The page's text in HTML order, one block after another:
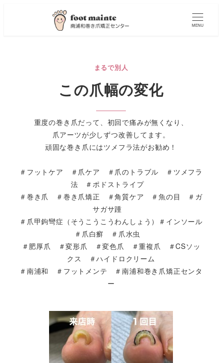
MENU
まるで別人
この爪幅の変化
重度の巻き爪だって、初回で痛みが無くなり、
爪アーツが少しずつ改善してます。
頑固な巻き爪にはツメフラ法がお勧め！
＃フットケア ＃爪ケア ＃爪のトラブル ＃ツメフラ
法 ＃ポドストライプ
＃巻き爪 ＃巻き爪矯正 ＃角質ケア ＃魚の目 ＃ガ
サガサ踵
＃爪甲鉤彎症（そうこうこうわんしょう）＃インソール
＃爪白癬 ＃爪水虫
＃肥厚爪 ＃変形爪 ＃変色爪 ＃重複爪 ＃CSソッ
クス ＃ハイドロクリーム
＃南浦和 ＃フットメンテ ＃南浦和巻き爪矯正センタ
ー